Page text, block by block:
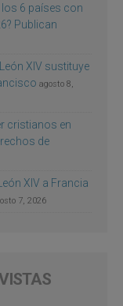
los 6 países con
Publican
XIV sustituye
agosto 8,
cristianos en
de
XIV a Francia
7, 2026